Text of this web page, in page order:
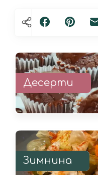
Десерти
Зимнина